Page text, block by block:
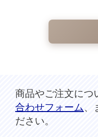
商品やご注文につ
合わせフォーム、
ださい。